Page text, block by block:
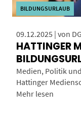
BILDUNGSURLAUB
09.12.2025 | von
HATTINGER
Medien, Politik
Hattinger
Mehr lesen